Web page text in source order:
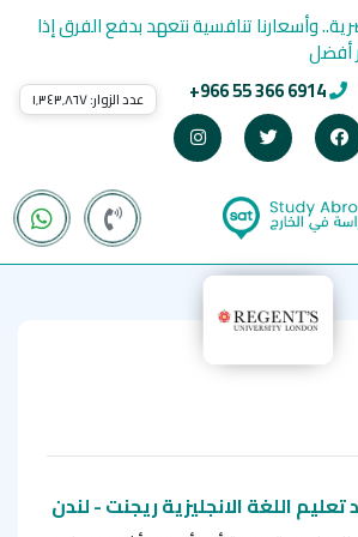
+966 55 366 6914
وأسعارنا تنافسية نتعهد بدفع الفرق إذا
أفضل
عدد الزوار:١٬٣٤٣٬٨٦٧
اللغة الانجليزية ريجنت - لندن